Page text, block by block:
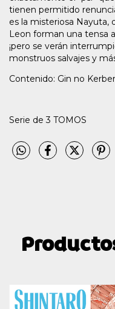
tienen permitido
es la misteriosa Nayuta,
Leon forman una tensa
¡pero se verán
monstruos salvajes y
Contenido: Gin no
Serie de 3 TOMOS